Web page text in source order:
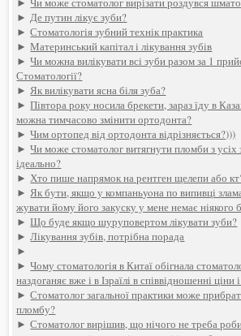
►Де путин лікує зуби?
►Стоматологія зубний технік практика
►Материнський капітал і лікування зубів
►Чи можна вилікувати всі зуби разом за 1
Стоматології?
►Як вилікувати ясна біля зуба?
►Півтора року носила брекети, зараз їду в
можна тимчасово змінити ортодонта?
►Чим ортопед від ортодонта відрізняється?)))
►Чи може стоматолог витягнути пломби з усіх
ідеально?
►Хто пише напрямок на рентген щелепи або
►Як бути, якщо у компаньyoна по випивці
жувати йому його закуску у мене немає ніякого
►Що буде якщо шуруповертом лікувати зуби?
►Лікування зубів, потрібна порада
►
►Чому стоматологія в Китаї обігнала
наздоганяє вже і в Ізраїлі в співвідношенні ціни
►Стоматолог загальної практики може
пломбу?
►Стоматолог вирішив, що нічого не треба